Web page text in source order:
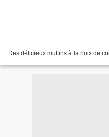
Des délicieux muffins à la noix de